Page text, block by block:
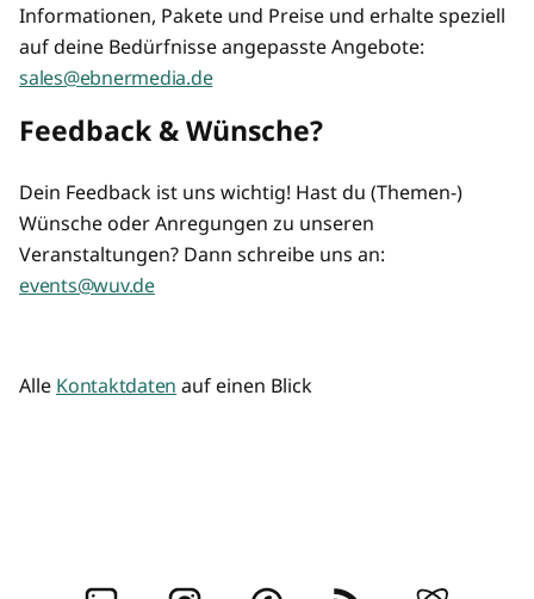
Informationen, Pakete und Preise und erhalte speziell
auf deine Bedürfnisse angepasste Angebote:
sales@ebnermedia.de
Feedback & Wünsche?
Dein Feedback ist uns wichtig! Hast du (Themen-)
Wünsche oder Anregungen zu unseren
Veranstaltungen? Dann schreibe uns an:
events@wuv.de
Alle Kontaktdaten auf einen Blick